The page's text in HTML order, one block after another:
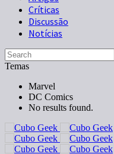
Críticas
Discussão
Notícias
Temas
Marvel
DC Comics
No results found.